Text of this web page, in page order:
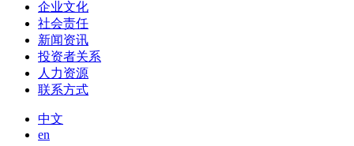
企业文化
社会责任
新闻资讯
投资者关系
人力资源
联系方式
中文
en